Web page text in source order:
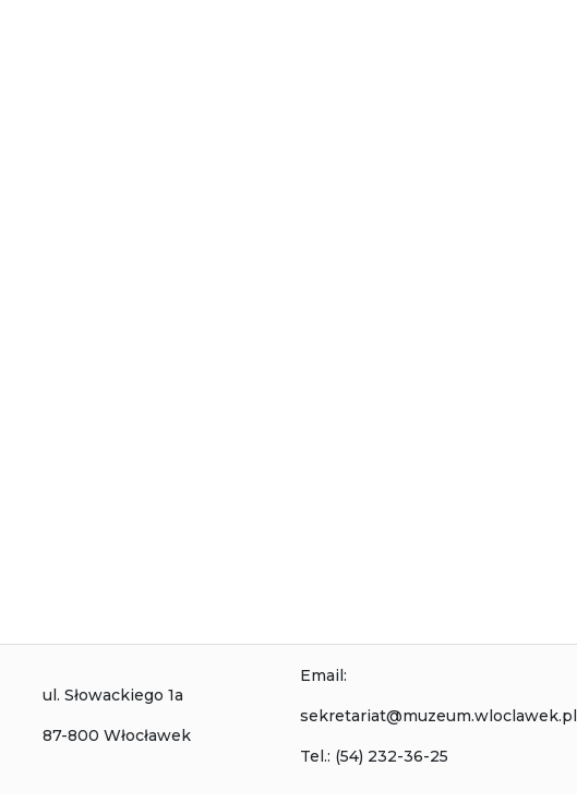
ul. Słowackiego 1a
87-800 Włocławek
Email:
sekretariat@muzeum.wloclawek.pl
Tel.: (54) 232-36-25